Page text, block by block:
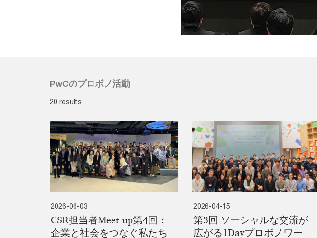
PwCのプロボノ活動
20 results
2026-06-03
CSR担当者Meet-up第4回：
企業と社会をつなぐ私たち
2026-04-15
第3回 ソーシャルな交流が
広がる1Dayプロボノワー